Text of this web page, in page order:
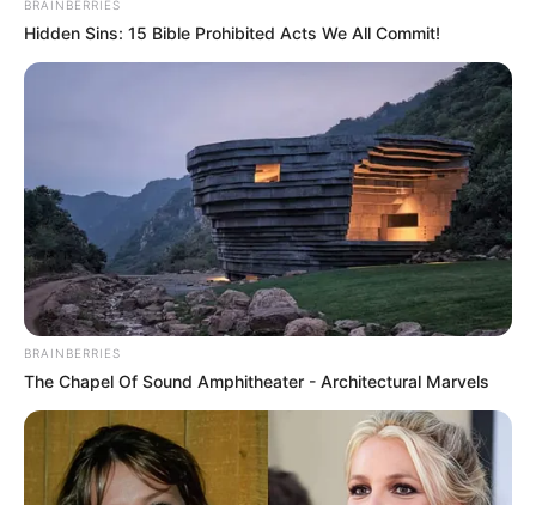
BRAINBERRIES
Hidden Sins: 15 Bible Prohibited Acts We All Commit!
BRAINBERRIES
The Chapel Of Sound Amphitheater - Architectural Marvels